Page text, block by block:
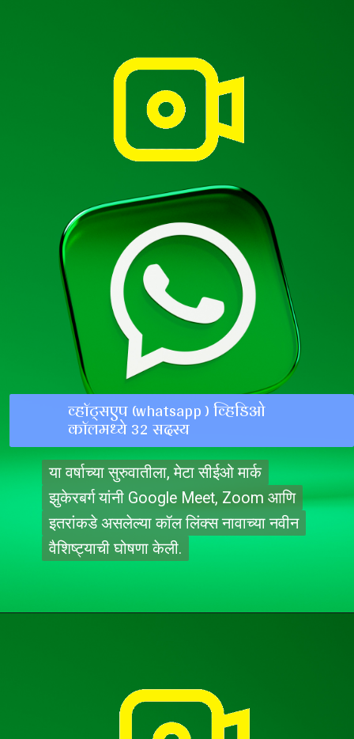
व्हॉट्सएप (whatsapp ) व्हिडिओ
कॉलमध्ये 32 सदस्य
या वर्षाच्या सुरुवातीला, मेटा सीईओ मार्क
झुकेरबर्ग यांनी Google Meet, Zoom आणि
इतरांकडे असलेल्या कॉल लिंक्स नावाच्या नवीन
वैशिष्ट्याची घोषणा केली.
या वर्षाच्या सुरुवातीला, मेटा सीईओ मार्क
झुकेरबर्ग यांनी Google Meet, Zoom आणि
इतरांकडे असलेल्या कॉल लिंक्स नावाच्या नवीन
वैशिष्ट्याची घोषणा केली.